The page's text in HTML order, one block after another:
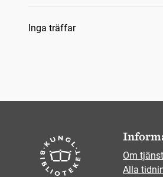
Sökresultat
Inga träffar
Om
Alla